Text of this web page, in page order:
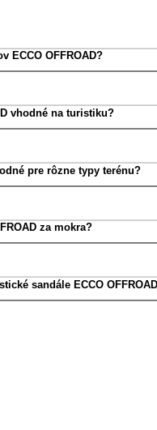
ECCO OFFROAD?
vhodné na turistiku?
pre rôzne typy terénu?
za mokra?
sandále ECCO